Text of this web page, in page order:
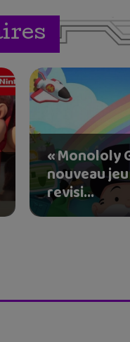
« Monololy
nouveau
revisi...